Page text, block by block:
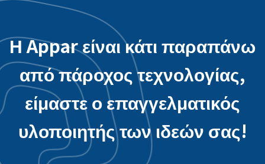
Η Appar είναι κάτι παραπάνω
από πάροχος τεχνολογίας,
είμαστε ο επαγγελματικός
υλοποιητής των ιδεών σας!